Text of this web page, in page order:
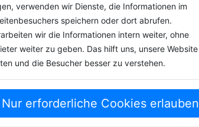
verwenden wir Dienste, die Informationen im
speichern oder dort abrufen.
wir die Informationen intern weiter, ohne
weiter zu geben. Das hilft uns, unsere Website
und die Besucher besser zu verstehen.
Nur erforderliche Cookies erlauben